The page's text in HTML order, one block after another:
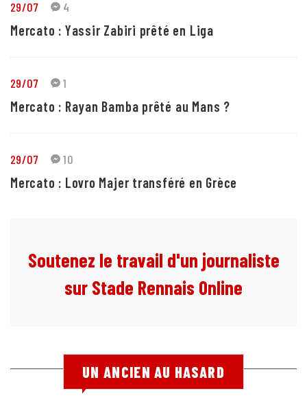
29/07 4
Mercato : Yassir Zabiri prêté en Liga
29/07 1
Mercato : Rayan Bamba prêté au Mans ?
29/07 10
Mercato : Lovro Majer transféré en Grèce
Soutenez le travail d'un journaliste
sur Stade Rennais Online
UN ANCIEN AU HASARD